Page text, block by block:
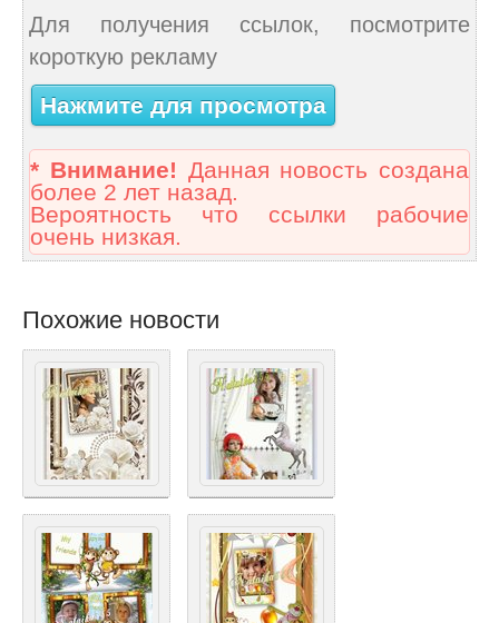
Для получения ссылок, посмотрите
короткую рекламу
Нажмите для просмотра
* Внимание! Данная новость создана
более 2 лет назад.
Вероятность что ссылки рабочие
очень низкая.
Похожие новости